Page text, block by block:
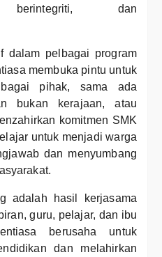
berintegriti, dan
dalam pelbagai program
membuka pintu untuk
pihak, sama ada
bukan kerajaan, atau
komitmen SMK
untuk menjadi warga
dan menyumbang
adalah hasil kerjasama
guru, pelajar, dan ibu
berusaha untuk
dan melahirkan